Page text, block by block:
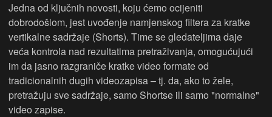
Jedna od ključnih novosti, koju ćemo ocijeniti
dobrodošlom, jest uvođenje namjenskog filtera za kratke
vertikalne sadržaje (Shorts). Time se gledateljima daje
veća kontrola nad rezultatima pretraživanja, omogućujući
im da jasno razgraniče kratke video formate od
tradicionalnih dugih videozapisa – tj. da, ako to žele,
pretražuju sve sadržaje, samo Shortse ili samo "normalne"
video zapise.